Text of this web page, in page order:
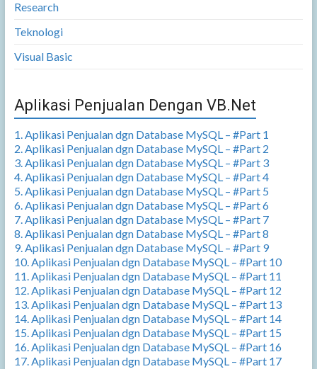
Research
Teknologi
Visual Basic
Aplikasi Penjualan Dengan VB.Net
1. Aplikasi Penjualan dgn Database MySQL – #Part 1
2. Aplikasi Penjualan dgn Database MySQL – #Part 2
3. Aplikasi Penjualan dgn Database MySQL – #Part 3
4. Aplikasi Penjualan dgn Database MySQL – #Part 4
5. Aplikasi Penjualan dgn Database MySQL – #Part 5
6. Aplikasi Penjualan dgn Database MySQL – #Part 6
7. Aplikasi Penjualan dgn Database MySQL – #Part 7
8. Aplikasi Penjualan dgn Database MySQL – #Part 8
9. Aplikasi Penjualan dgn Database MySQL – #Part 9
10. Aplikasi Penjualan dgn Database MySQL – #Part 10
11. Aplikasi Penjualan dgn Database MySQL – #Part 11
12. Aplikasi Penjualan dgn Database MySQL – #Part 12
13. Aplikasi Penjualan dgn Database MySQL – #Part 13
14. Aplikasi Penjualan dgn Database MySQL – #Part 14
15. Aplikasi Penjualan dgn Database MySQL – #Part 15
16. Aplikasi Penjualan dgn Database MySQL – #Part 16
17. Aplikasi Penjualan dgn Database MySQL – #Part 17